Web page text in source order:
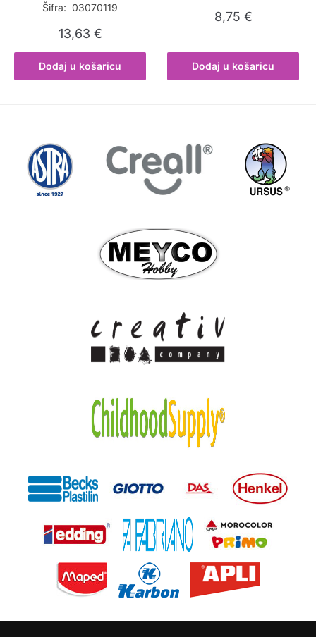
Šifra: 03070119
13,63 €
Dodaj u košaricu
8,75 €
Dodaj u košaricu